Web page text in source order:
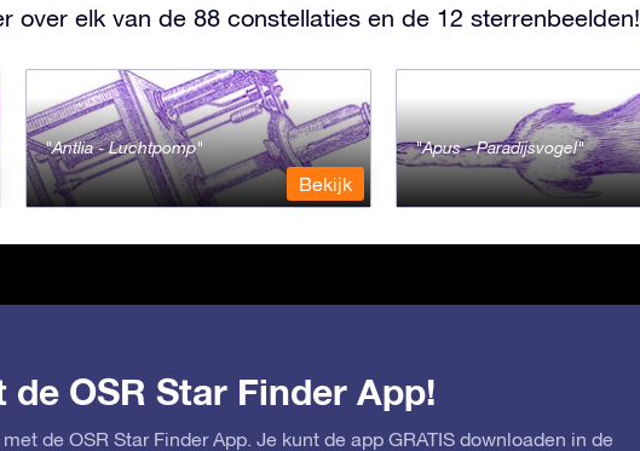
over elk van de 88 constellaties en de 12 sterrenbeelden!
Antlia - Luchtpomp
Bekijk
Apus - Paradijsvogel
OSR Star Finder App!
de OSR Star Finder App. Je kunt de app GRATIS downloaden in de